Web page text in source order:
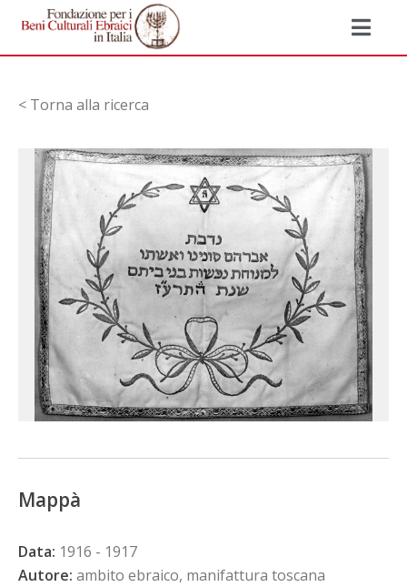
< Torna alla ricerca
Mappà
Data: 1916 - 1917
Autore: ambito ebraico, manifattura toscana